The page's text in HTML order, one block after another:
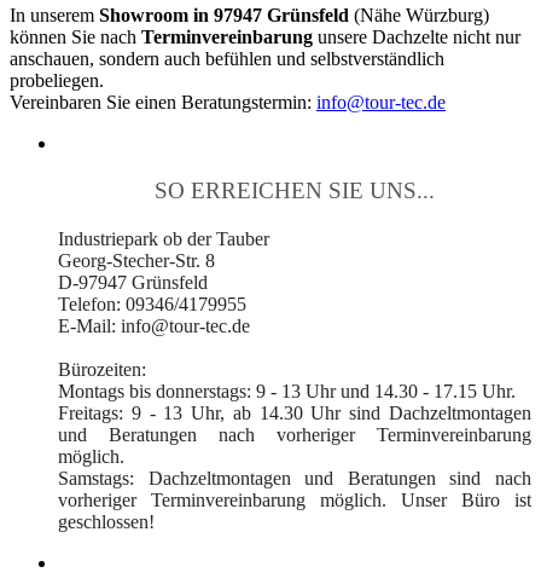
In unserem Showroom in 97947 Grünsfeld (Nähe Würzburg)
können Sie nach Terminvereinbarung unsere Dachzelte nicht nur
anschauen, sondern auch befühlen und selbstverständlich
probeliegen.
Vereinbaren Sie einen Beratungstermin: info@tour-tec.de
SO ERREICHEN SIE UNS...
Industriepark ob der Tauber
Georg-Stecher-Str. 8
D-97947 Grünsfeld
Telefon: 09346/4179955
E-Mail: info@tour-tec.de
Bürozeiten:
Montags bis donnerstags: 9 - 13 Uhr und 14.30 - 17.15 Uhr.
Freitags: 9 - 13 Uhr, ab 14.30 Uhr sind Dachzeltmontagen
und Beratungen nach vorheriger Terminvereinbarung
möglich.
Samstags: Dachzeltmontagen und Beratungen sind nach
vorheriger Terminvereinbarung möglich. Unser Büro ist
geschlossen!